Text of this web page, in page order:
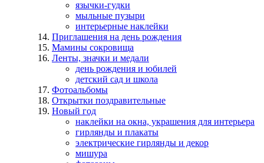
язычки-гудки
мыльные пузыри
интерьерные наклейки
Приглашения на день рождения
Мамины сокровища
Ленты, значки и медали
день рождения и юбилей
детский сад и школа
Фотоальбомы
Открытки поздравительные
Новый год
наклейки на окна, украшения для интерьера
гирлянды и плакаты
электрические гирлянды и декор
мишура